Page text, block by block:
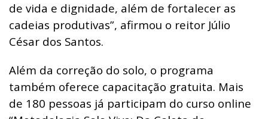
de vida e dignidade, além de fortalecer as
cadeias produtivas”, afirmou o reitor Júlio
César dos Santos.
Além da correção do solo, o programa
também oferece capacitação gratuita. Mais
de 180 pessoas já participam do curso online